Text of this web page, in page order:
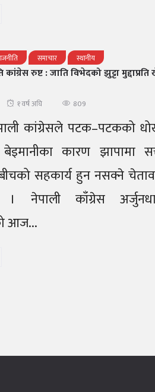
समाचार स्थानीय
कांग्रेस रुष्ट : जाति विभेदको झुट्टा
१ वर्ष अघि 809
कांग्रेसले पटक–पटकको
कारण झापामा
सहकार्य हुन नसक्ने
नेपाली काँग्रेस
आज...